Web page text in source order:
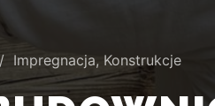
Impregnacja, Konstrukcje